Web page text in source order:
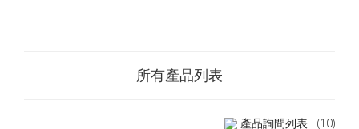
所有產品列表
產品詢問列表 (10)